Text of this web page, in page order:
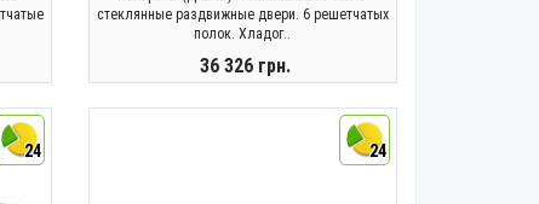
стеклянные раздвижные двери. 6 решетчатых
полок. Хладог..
36 326 грн.
24 24